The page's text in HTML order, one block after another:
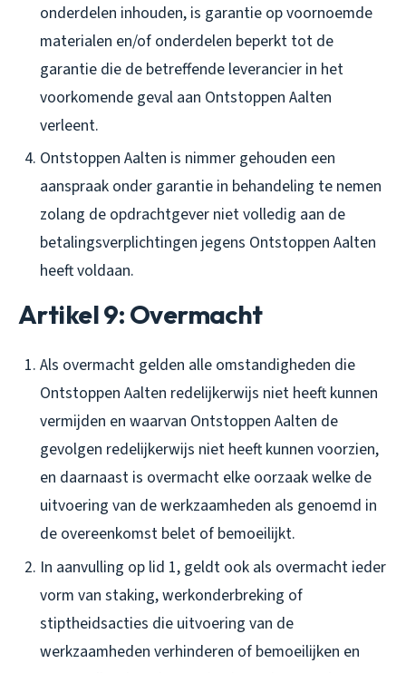
onderdelen inhouden, is garantie op voornoemde
materialen en/of onderdelen beperkt tot de
garantie die de betreffende leverancier in het
voorkomende geval aan Ontstoppen Aalten
verleent.
Ontstoppen Aalten is nimmer gehouden een
aanspraak onder garantie in behandeling te nemen
zolang de opdrachtgever niet volledig aan de
betalingsverplichtingen jegens Ontstoppen Aalten
heeft voldaan.
Artikel 9: Overmacht
Als overmacht gelden alle omstandigheden die
Ontstoppen Aalten redelijkerwijs niet heeft kunnen
vermijden en waarvan Ontstoppen Aalten de
gevolgen redelijkerwijs niet heeft kunnen voorzien,
en daarnaast is overmacht elke oorzaak welke de
uitvoering van de werkzaamheden als genoemd in
de overeenkomst belet of bemoeilijkt.
In aanvulling op lid 1, geldt ook als overmacht ieder
vorm van staking, werkonderbreking of
stiptheidsacties die uitvoering van de
werkzaamheden verhinderen of bemoeilijken en